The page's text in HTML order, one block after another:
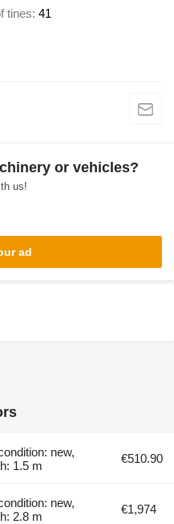
tines 41
or vehicles?
us!
ad
new,
1.5 m
€510.90
new,
2.8 m
€1,974